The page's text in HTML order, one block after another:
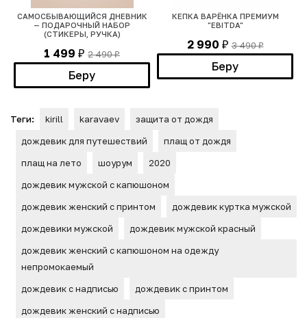
САМОСБЫВАЮЩИЙСЯ ДНЕВНИК
— ПОДАРОЧНЫЙ НАБОР
(СТИКЕРЫ, РУЧКА)
1 499 ₽ 2 490₽
Беру
КЕПКА ВАРЁНКА ПРЕМИУМ
"EBITDA"
2 990 ₽ 3 490₽
Беру
Теги: kirill karavaev
защита от дождя
дождевик для путешествий
плащ от дождя
плащ на лето
шоурум
2020
дождевик мужской с капюшоном
дождевик женский с принтом
дождевик куртка мужской
дождевики мужской
дождевик мужской красный
дождевик женский с капюшоном на одежду
непромокаемый
дождевик с надписью
дождевик с принтом
дождевик женский с надписью